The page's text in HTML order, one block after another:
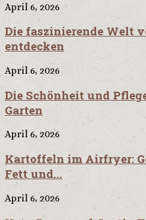
April 6, 2026
Die faszinierende Welt
entdecken
April 6, 2026
Die Schönheit und
Garten
April 6, 2026
Kartoffeln im Airfryer:
Fett und...
April 6, 2026